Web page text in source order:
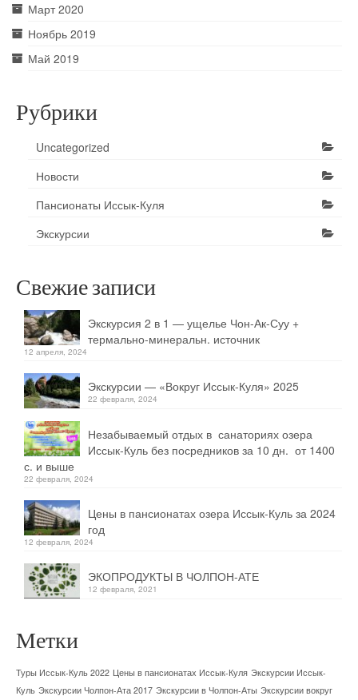
Март 2020
Ноябрь 2019
Май 2019
Рубрики
Uncategorized
Новости
Пансионаты Иссык-Куля
Экскурсии
Свежие записи
Экскурсия 2 в 1 — ущелье Чон-Ак-Суу +
термально-минеральн. источник
12 апреля, 2024
Экскурсии — «Вокруг Иссык-Куля» 2025
22 февраля, 2024
Незабываемый отдых в санаториях озера
Иссык-Куль без посредников за 10 дн. от 1400
с. и выше
22 февраля, 2024
Цены в пансионатах озера Иссык-Куль за 2024
год
12 февраля, 2024
ЭКОПРОДУКТЫ В ЧОЛПОН-АТЕ
12 февраля, 2021
Метки
Туры Иссык-Куль 2022 Цены в пансионатах Иссык-Куля Экскурсии Иссык-
Куль Экскурсии Чолпон-Ата 2017 Экскурсии в Чолпон-Аты Экскурсии вокруг